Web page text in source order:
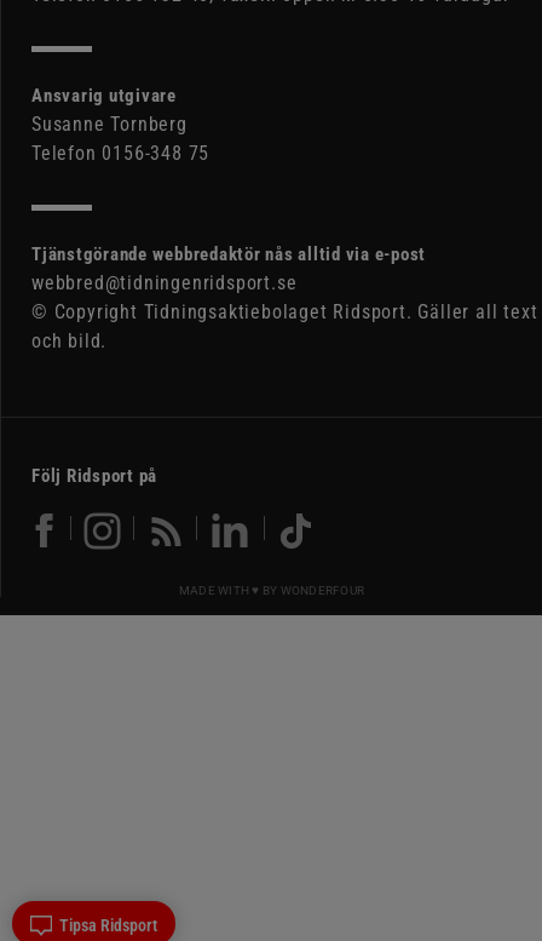
Tipsa Ridsport
Ansvarig utgivare
Susanne Tornberg
Telefon 0156-348 75
Tjänstgörande webbredaktör nås alltid via e-post
webbred@tidningenridsport.se
© Copyright Tidningsaktiebolaget Ridsport. Gäller all text
och bild.
Följ Ridsport på
MADE WITH ♥ BY WONDERFOUR